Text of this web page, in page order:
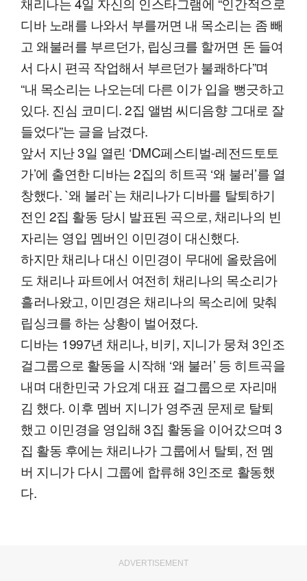
디바 노래를 나와서 부를꺼면 내 목소리는 좀 빼
고 왜불러를 부르던가, 립싱크를 할꺼면 돈 들여
서 다시 편곡 작업해서 부르던가 불쾌하다”며
“내 목소리는 나오는데 다른 이가 입을 뻥긋하고
있다. 진심 코미디. 2집 앨범 씨디음향 그대로 잘
들었다”는 글을 남겼다.
앞서 지난 3일 열린 ‘DMC페스티벌-레전드토토
가’에 출연한 디바는 2집의 히트곡 ‘왜 불러’를 열
창했다. `왜 불러`는 채리나가 디바를 탈퇴하기
전인 2집 활동 당시 발표된 곡으로, 채리나의 빈
자리는 영입 멤버인 이민경이 대신했다.
하지만 채리나 대신 이민경이 무대에 올랐음에
도 채리나 파트에서 여전히 채리나의 목소리가
흘러나왔고, 이민경은 채리나의 목소리에 맞춰
립싱크를 하는 상황이 벌어졌다.
디바는 1997년 채리나, 비키, 지니가 뭉쳐 3인조
걸그룹으로 활동을 시작해 ‘왜 불러’ 등 히트곡을
내며 대한민국 가요계 대표 걸그룹으로 자리매
김 했다. 이후 멤버 지니가 영주권 문제로 탈퇴
했고 이민경을 영입해 3집 활동을 이어갔으며 3
집 활동 후에는 채리나가 그룹에서 탈퇴, 전 멤
버 지니가 다시 그룹에 합류해 3인조로 활동했
다.
ADVERTISEMENT